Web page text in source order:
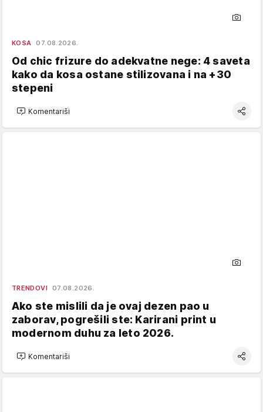
KOSA 07.08.2026.
Od chic frizure do adekvatne nege: 4 saveta
kako da kosa ostane stilizovana i na +30
stepeni
Komentariši
TRENDOVI 07.08.2026.
Ako ste mislili da je ovaj dezen pao u
zaborav, pogrešili ste: Karirani print u
modernom duhu za leto 2026.
Komentariši